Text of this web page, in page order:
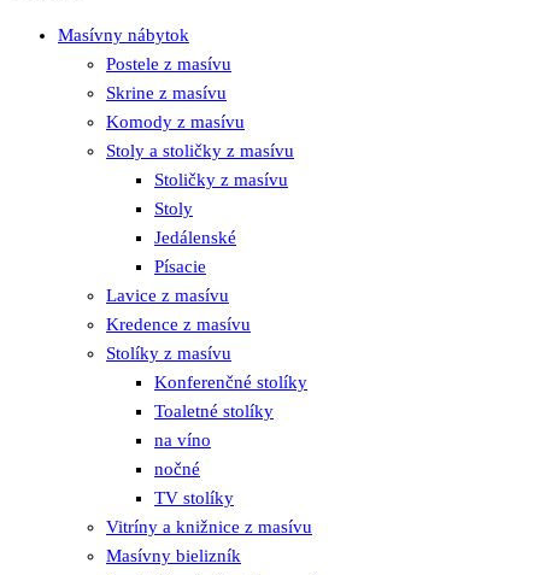
Masívny nábytok
Postele z masívu
Skrine z masívu
Komody z masívu
Stoly a stoličky z masívu
Stoličky z masívu
Stoly
Jedálenské
Písacie
Lavice z masívu
Kredence z masívu
Stolíky z masívu
Konferenčné stolíky
Toaletné stolíky
na víno
nočné
TV stolíky
Vitríny a knižnice z masívu
Masívny bielizník